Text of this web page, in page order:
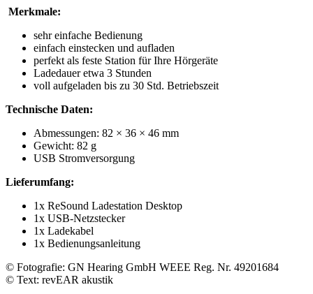
Merkmale:
sehr einfache Bedienung
einfach einstecken und aufladen
perfekt als feste Station für Ihre Hörgeräte
Ladedauer etwa 3 Stunden
voll aufgeladen bis zu 30 Std. Betriebszeit
Technische Daten:
Abmessungen: 82 × 36 × 46 mm
Gewicht: 82 g
USB Stromversorgung
Lieferumfang:
1x ReSound Ladestation Desktop
1x USB-Netzstecker
1x Ladekabel
1x Bedienungsanleitung
© Fotografie: GN Hearing GmbH WEEE Reg. Nr. 49201684
© Text: revEAR akustik